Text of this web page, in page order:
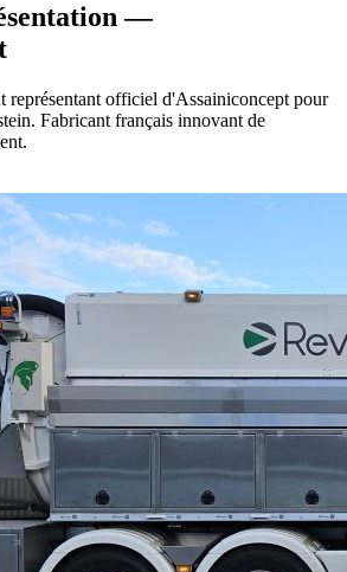
—
officiel d'Assainiconcept pour
Fabricant français innovant de